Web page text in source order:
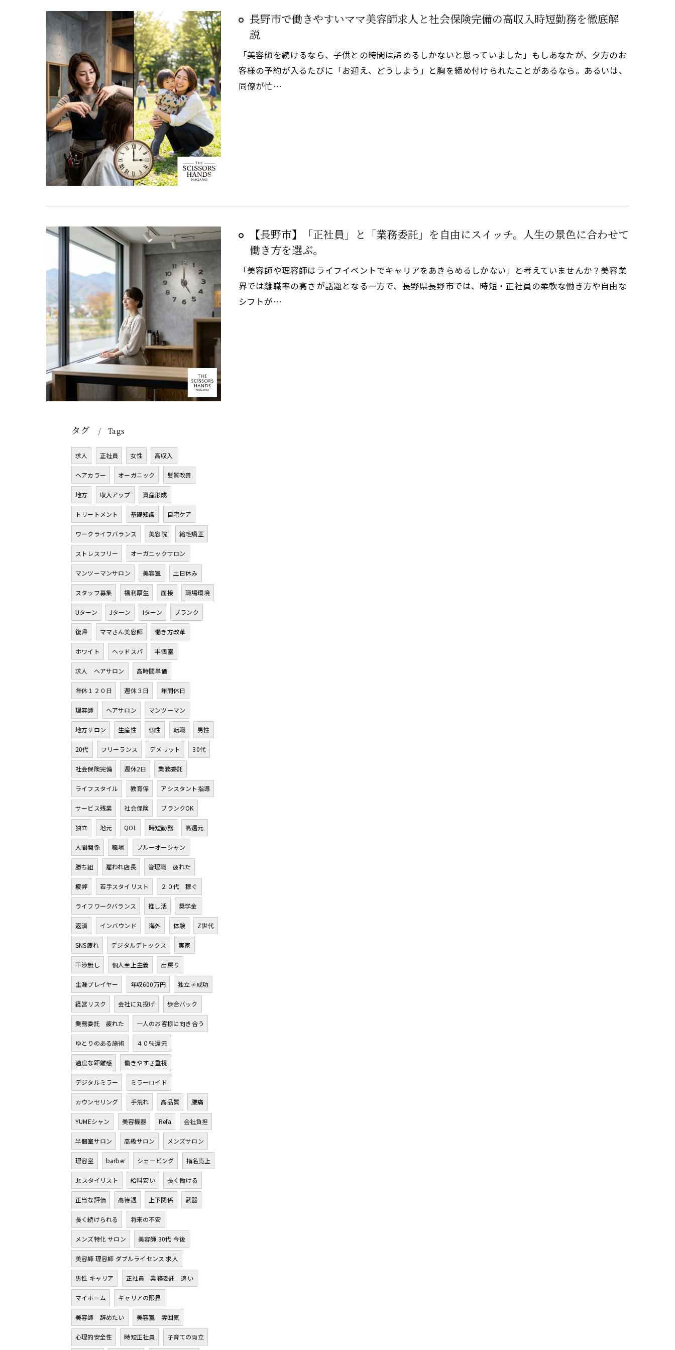
長野市で働きやすいママ美容師求人と社会保険完備の高収入時短勤務を徹底解
説
「美容師を続けるなら、子供との時間は諦めるしかないと思っていました」もしあなたが、夕方のお
客様の予約が入るたびに「お迎え、どうしよう」と胸を締め付けられたことがあるなら。あるいは、
同僚が忙…
【長野市】「正社員」と「業務委託」を自由にスイッチ。人生の景色に合わせて
働き方を選ぶ。
「美容師や理容師はライフイベントでキャリアをあきらめるしかない」と考えていませんか？美容業
界では離職率の高さが話題となる一方で、長野県長野市では、時短・正社員の柔軟な働き方や自由な
シフトが…
タグ Tags
求人 正社員 女性 高収入
ヘアカラー オーガニック 髪質改善
地方 収入アップ 資産形成
トリートメント 基礎知識 自宅ケア
ワークライフバランス 美容院 縮毛矯正
ストレスフリー オーガニックサロン
マンツーマンサロン 美容室 土日休み
スタッフ募集 福利厚生 面接 職場環境
Uターン Jターン Iターン ブランク
復帰 ママさん美容師 働き方改革
ホワイト ヘッドスパ 半個室
求人 ヘアサロン 高時間単価
年休１２０日 週休３日 年間休日
理容師 ヘアサロン マンツーマン
地方サロン 生産性 個性 転職 男性
20代 フリーランス デメリット 30代
社会保険完備 週休2日 業務委託
ライフスタイル 教育係 アシスタント指導
サービス残業 社会保険 ブランクOK
独立 地元 QOL 時短勤務 高還元
人間関係 職場 ブルーオーシャン
勝ち組 雇われ店長 管理職 疲れた
疲弊 若手スタイリスト ２０代 稼ぐ
ライフワークバランス 推し活 奨学金
返済 インバウンド 海外 体験 Z世代
SNS疲れ デジタルデトックス 実家
干渉無し 個人至上主義 出戻り
生涯プレイヤー 年収600万円 独立≠成功
経営リスク 会社に丸投げ 歩合バック
業務委託 疲れた 一人のお客様に向き合う
ゆとりのある施術 ４０％還元
適度な距離感 働きやすさ重視
デジタルミラー ミラーロイド
カウンセリング 手荒れ 高品質 腰痛
YUMEシャン 美容機器 Refa 会社負担
半個室サロン 高級サロン メンズサロン
理容室 barber シェービング 指名売上
Jr.スタイリスト 給料安い 長く働ける
正当な評価 高待遇 上下関係 武器
長く続けられる 将来の不安
メンズ特化 サロン 美容師 30代 今後
美容師 理容師 ダブルライセンス 求人
男性 キャリア 正社員 業務委託 違い
マイホーム キャリアの限界
美容師 辞めたい 美容室 雰囲気
心理的安全性 時短正社員 子育ての両立